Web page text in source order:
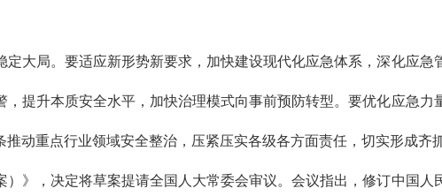
大局。要适应新形势新要求，加快建设现代化应急体系，深化应急
提升本质安全水平，加快治理模式向事前预防转型。要优化应急力
动重点行业领域安全整治，压紧压实各级各方面责任，切实形成齐
》，决定将草案提请全国人大常委会审议。会议指出，修订中国人